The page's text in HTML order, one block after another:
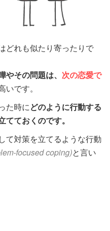
どれも似たり寄ったりで
その問題は、 次の恋愛で
いです。
た時にどのように行動する
ておくのです。
対策を立てるような行動
focused coping)と言い